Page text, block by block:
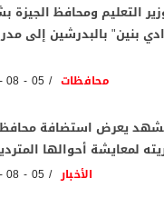
التعليم ومحافظ الجيزة
بنين" بالبدرشين إلى
محافظات 05 - 08 - 2026
يعرض استضافة محافظ
الأخبار 05 - 08 - 2026